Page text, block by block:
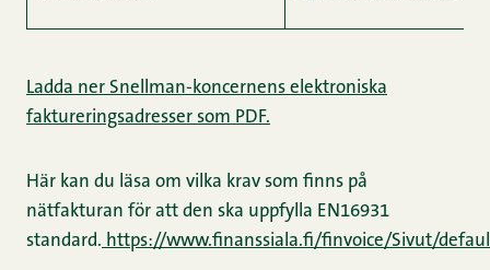
Ladda ner Snellman-koncernens elektroniska
faktureringsadresser som PDF.
Här kan du läsa om vilka krav som finns på
nätfakturan för att den ska uppfylla EN16931
standard. https://www.finanssiala.fi/finvoice/Sivut/